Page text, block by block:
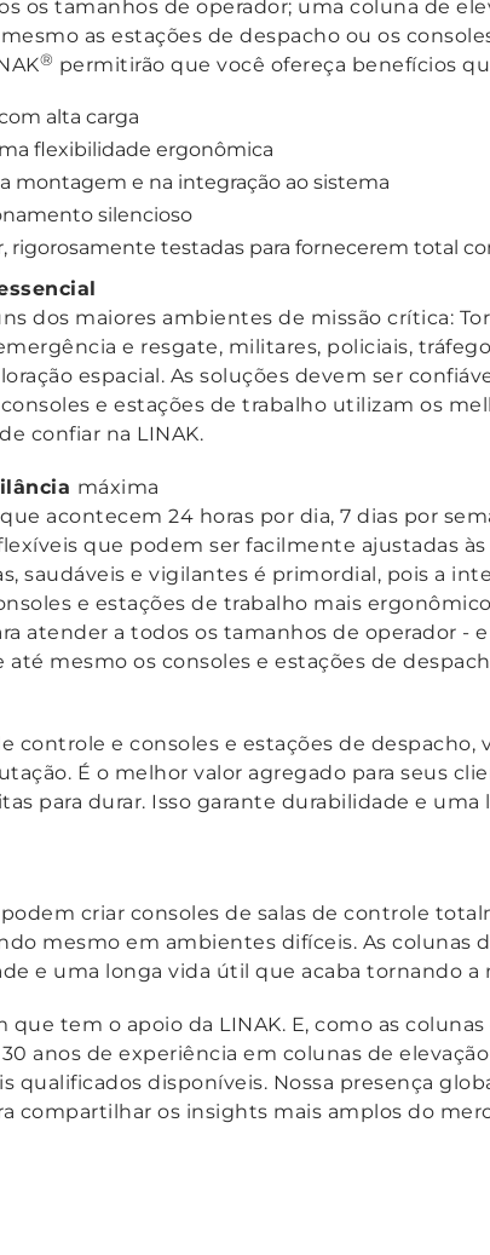
os tamanhos de operador; uma coluna de
as estações de despacho ou os
® permitirão que você ofereça benefícios
alta carga
flexibilidade ergonômica
montagem e na integração ao sistema
silencioso
rigorosamente testadas para fornecerem total
dos maiores ambientes de missão crítica:
e resgate, militares, policiais,
espacial. As soluções devem ser
e estações de trabalho utilizam os
confiar na LINAK.
máxima
acontecem 24 horas por dia, 7 dias por
que podem ser facilmente ajustadas
saudáveis e vigilantes é primordial, pois a
e estações de trabalho mais
atender a todos os tamanhos de operador -
mesmo os consoles e estações de
controle e consoles e estações de despacho,
É o melhor valor agregado para seus
para durar. Isso garante durabilidade e
criar consoles de salas de controle
mesmo em ambientes difíceis. As colunas
e uma longa vida útil que acaba tornando
tem o apoio da LINAK. E, como as colunas
anos de experiência em colunas de
qualificados disponíveis. Nossa presença
compartilhar os insights mais amplos do